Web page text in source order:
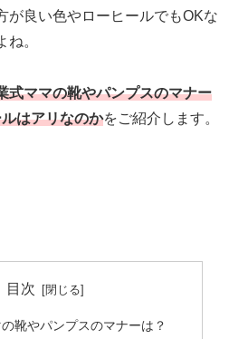
が良い色やローヒールでもOKな
。
式ママの靴やパンプスのマナー
はアリなのかをご紹介します。
目次
靴やパンプスのマナーは？